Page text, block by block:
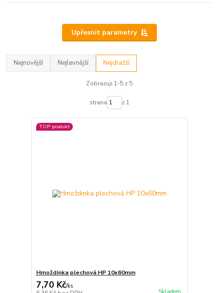
Upřesnit parametry
Nejnovější Nejlevnější Nejdražší
Zobrazuji 1-5 z 5
strana z 1
TOP produkt
Hmoždinka plechová HP 10x60mm
7,70 Kč/ks